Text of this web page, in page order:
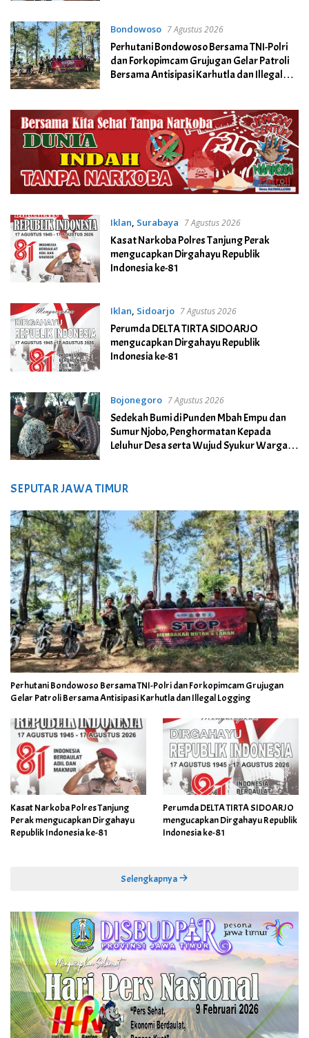
Bondowoso 7 Agustus 2026
Perhutani Bondowoso Bersama TNI-Polri
dan Forkopimcam Grujugan Gelar Patroli
Bersama Antisipasi Karhutla dan Illegal
Iklan, Surabaya 7 Agustus 2026
Kasat Narkoba Polres Tanjung Perak
mengucapkan Dirgahayu Republik
Indonesia ke-81
Iklan, Sidoarjo 7 Agustus 2026
Perumda DELTA TIRTA SIDOARJO
mengucapkan Dirgahayu Republik
Indonesia ke-81
Bojonegoro 7 Agustus 2026
Sedekah Bumi di Punden Mbah Empu dan
Sumur Njobo, Penghormatan Kepada
Leluhur Desa serta Wujud Syukur Warga
SEPUTAR JAWA TIMUR
Perhutani Bondowoso Bersama TNI-Polri dan Forkopimcam Grujugan
Gelar Patroli Bersama Antisipasi Karhutla dan Illegal Logging
Kasat Narkoba Polres Tanjung
Perak mengucapkan Dirgahayu
Republik Indonesia ke-81
Perumda DELTA TIRTA SIDOARJO
mengucapkan Dirgahayu Republik
Indonesia ke-81
Selengkapnya